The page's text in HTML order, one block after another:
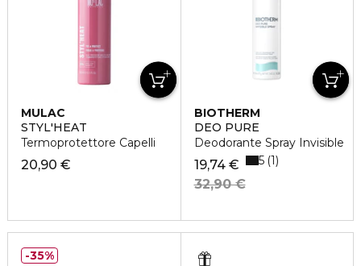
MULAC
STYL'HEAT
Termoprotettore Capelli
20,90 €
BIOTHERM
DEO PURE
Deodorante Spray Invisible
19,74 €
32,90 €
5 1
35%